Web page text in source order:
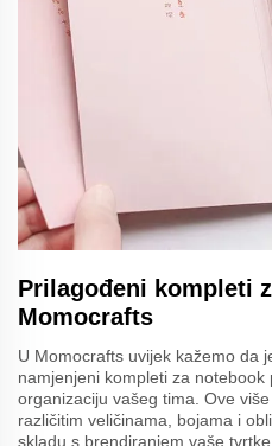
Prilagođeni kompleti
Momocrafts
U Momocrafts uvijek kažemo da
namjenjeni kompleti za
organizaciju vašeg tima. Ove
različitim veličinama, bojama i
skladu s brendiranjem vaše